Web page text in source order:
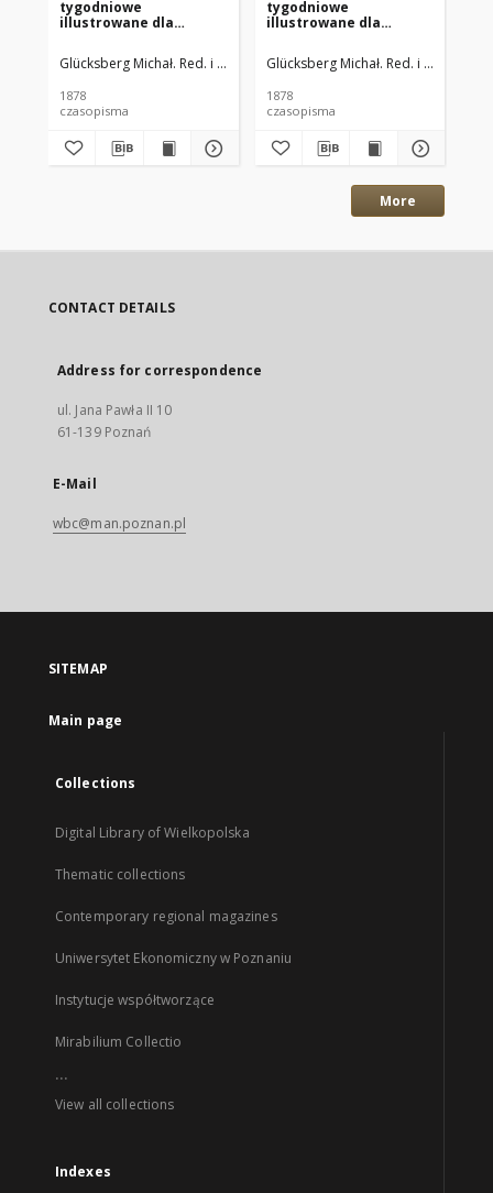
tygodniowe
illustrowane dla
R.13 nr38
Glücksberg Michał. Red. i Wyd.
1878
czasopisma
tygodniowe
illustrowane dla
(09.11) R.13 nr37
Glücksberg Michał. Red. i Wyd.
1878
czasopisma
More
CONTACT DETAILS
Address for correspondence
ul. Jana Pawła II 10
61-139 Poznań
E-Mail
wbc@man.poznan.pl
SITEMAP
Main page
Collections
Digital Library of Wielkopolska
Thematic collections
Contemporary regional magazines
Uniwersytet Ekonomiczny w Poznaniu
Instytucje współtworzące
Mirabilium Collectio
...
View all collections
Indexes